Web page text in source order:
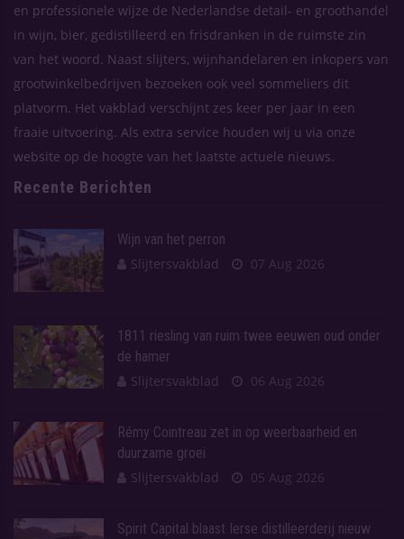
en professionele wijze de Nederlandse detail- en groothandel
in wijn, bier, gedistilleerd en frisdranken in de ruimste zin
van het woord. Naast slijters, wijnhandelaren en inkopers van
grootwinkelbedrijven bezoeken ook veel sommeliers dit
platvorm. Het vakblad verschijnt zes keer per jaar in een
fraaie uitvoering. Als extra service houden wij u via onze
website op de hoogte van het laatste actuele nieuws.
Recente Berichten
Wijn van het perron
Slijtersvakblad
07 Aug 2026
1811 riesling van ruim twee eeuwen oud onder
de hamer
Slijtersvakblad
06 Aug 2026
Rémy Cointreau zet in op weerbaarheid en
duurzame groei
Slijtersvakblad
05 Aug 2026
Spirit Capital blaast Ierse distilleerderij nieuw